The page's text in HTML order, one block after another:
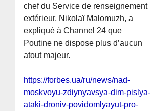
chef du Service de renseignement
extérieur, Nikolaï Malomuzh, a
expliqué à Channel 24 que
Poutine ne dispose plus d’aucun
atout majeur.
https://forbes.ua/ru/news/nad-
moskvoyu-zdiynyavsya-dim-pislya-
ataki-droniv-povidomlyayut-pro-